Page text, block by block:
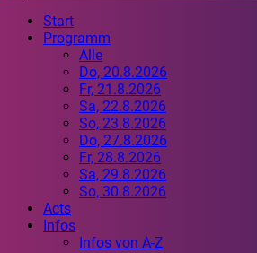
Start
Programm
Alle
Do, 20.8.2026
Fr, 21.8.2026
Sa, 22.8.2026
So, 23.8.2026
Do, 27.8.2026
Fr, 28.8.2026
Sa, 29.8.2026
So, 30.8.2026
Acts
Infos
Infos von A-Z